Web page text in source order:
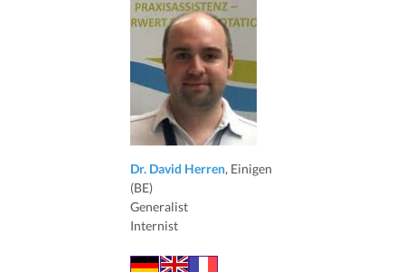
Dr. David Herren, Einigen
(BE)
Generalist
Internist